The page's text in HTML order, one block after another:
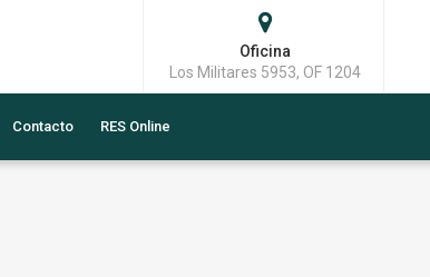
Oficina
Los Militares 5953, OF 1204
Contacto RES Online